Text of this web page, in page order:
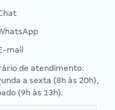
mail
de atendimento:
a sexta (8h às 20h),
(9h às 13h).